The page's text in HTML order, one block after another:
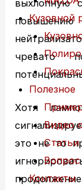
Кузовной
Полезное
Видео
Статьи
Вопрос
Контакты
выхлопную
повышению
чревато
Хотя
это не то